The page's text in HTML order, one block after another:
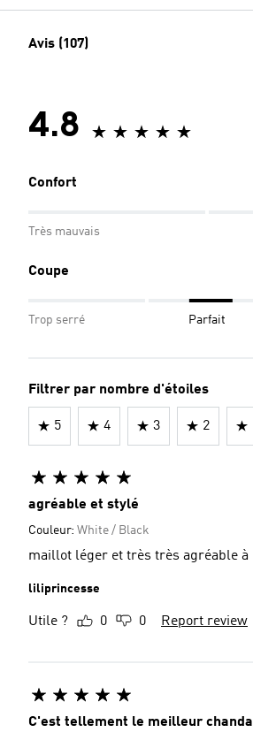
Avis (107)
4.8
Confort
Très mauvais
Coupe
Trop serré Parfait
Filtrer par nombre d'étoiles
5 4 3 2
agréable et stylé
Couleur: White / Black
maillot léger et très très agréable
liliprincesse
Utile ? 0 0 Report review
C'est tellement le meilleur